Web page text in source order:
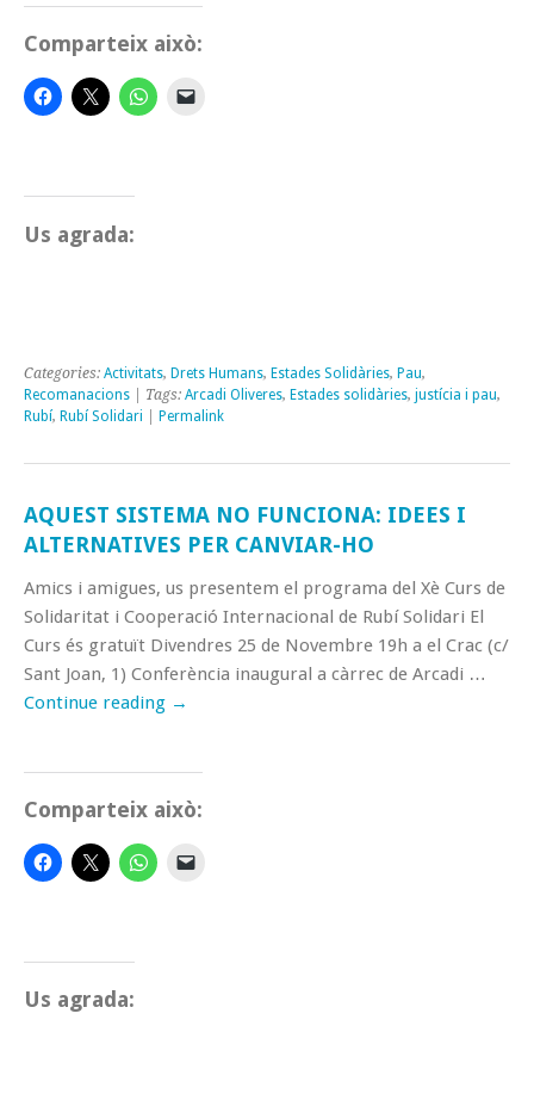
Comparteix això:
Us agrada:
Categories: Activitats, Drets Humans, Estades Solidàries, Pau,
Recomanacions | Tags: Arcadi Oliveres, Estades solidàries, justícia i pau,
Rubí, Rubí Solidari Permalink
AQUEST SISTEMA NO FUNCIONA: IDEES I
ALTERNATIVES PER CANVIAR-HO
Amics i amigues, us presentem el programa del Xè Curs de
Solidaritat i Cooperació Internacional de Rubí Solidari El
Curs és gratuït Divendres 25 de Novembre 19h a el Crac (c/
Sant Joan, 1) Conferència inaugural a càrrec de Arcadi …
Continue reading →
Comparteix això:
Us agrada: